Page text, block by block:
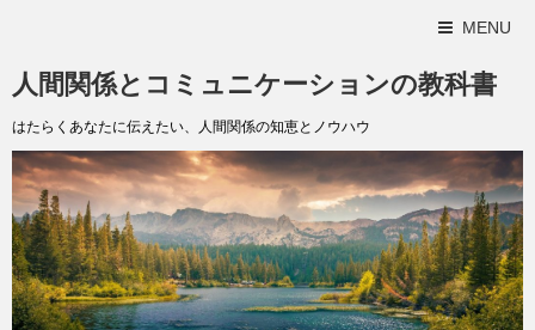
MENU
人間関係とコミュニケーションの教科書
はたらくあなたに伝えたい、人間関係の知恵とノウハウ